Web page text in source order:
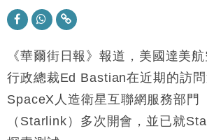
11:30
市場落地
東京半島
13:12
國際｜特朗普赴洛杉磯高球場
手
《華爾街日報》報道，美國達美
行政總裁Ed Bastian在近期的訪
SpaceX人造衛星互聯網服務部門
（Starlink）多次開會，並已就